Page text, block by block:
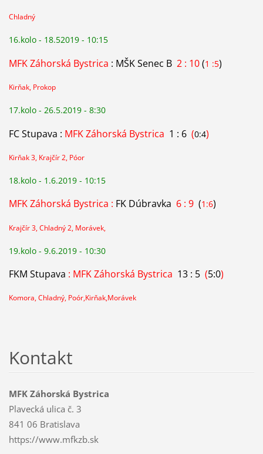
Chladný
16.kolo - 18.52019 - 10:15
MFK Záhorská Bystrica : MŠK Senec B 2 : 10(1 :5)
Kirňak, Prokop
17.kolo - 26.5.2019 - 8:30
FC Stupava : MFK Záhorská Bystrica 1 : 6(0:4)
Kirňak 3, Krajčír 2, Póor
18.kolo - 1.6.2019 - 10:15
MFK Záhorská Bystrica : FK Dúbravka 6 : 9(1:6)
Krajčír 3, Chladný 2, Morávek,
19.kolo - 9.6.2019 - 10:30
FKM Stupava : MFK Záhorská Bystrica 13 : 5(5:0)
Komora, Chladný, Poór,Kirňak,Morávek
Kontakt
MFK Záhorská Bystrica
Plavecká ulica č. 3
841 06 Bratislava
https://www.mfkzb.sk